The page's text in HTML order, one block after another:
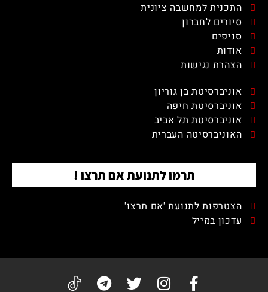
התכנית למחשבה ציונית
סיורים לחברון
סניפים
אודות
הצהרת נגישות
אוניברסיטת בן גוריון
אוניברסיטת חיפה
אוניברסיטת תל אביב
האוניברסיטה העברית
תרמו לתנועת אם תרצו !
הצטרפות לתנועת 'אם תרצו'
עדכון במייל